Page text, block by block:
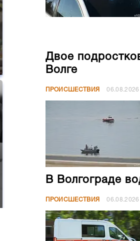
Двое
Волге
ПРОИСШЕСТВИЯ 06.08.2026
В Волгограде
ПРОИСШЕСТВИЯ 06.08.2026